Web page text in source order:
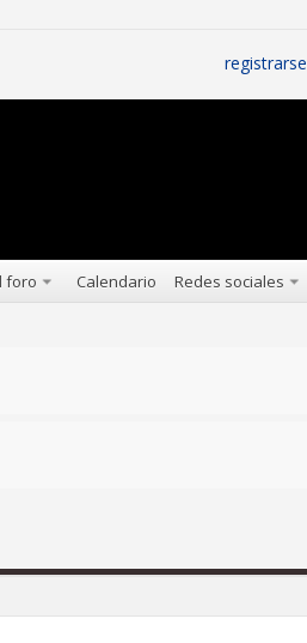
registrarse
foro Calendario Redes sociales